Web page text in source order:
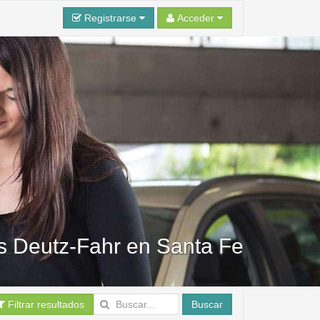
Registrarse Acceder
Deutz-Fahr en Santa Fe
Filtrar resultados Buscar